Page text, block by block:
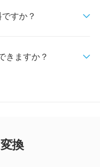
すか？
きますか？
換